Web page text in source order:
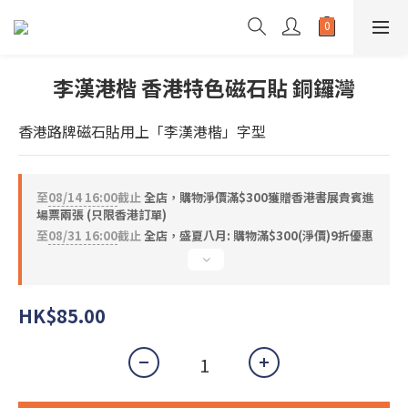
李漢港楷 香港特色磁石貼 銅鑼灣
香港路牌磁石貼用上「李漢港楷」字型
至08/14 16:00截止全店，購物淨價滿$300獲贈香港書展貴賓進
場票兩張 (只限香港訂單)
至08/31 16:00截止全店，盛夏八月: 購物滿$300(淨價)9折優惠
HK$85.00